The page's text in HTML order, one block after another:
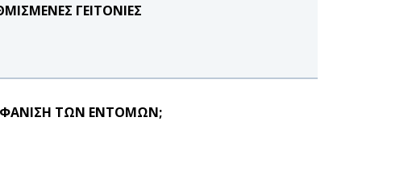
ΓΕΙΤΟΝΙΕΣ
ΤΩΝ ΕΝΤΟΜΩΝ;